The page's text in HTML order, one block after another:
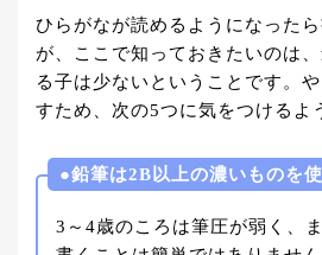
ひらがなが読めるようになった
が、ここで知っておきたいのは
る子は少ないということです。
すため、次の5つに気をつけるよ
●鉛筆は2B以上の濃いものを使
3～4歳のころは筆圧が弱く、